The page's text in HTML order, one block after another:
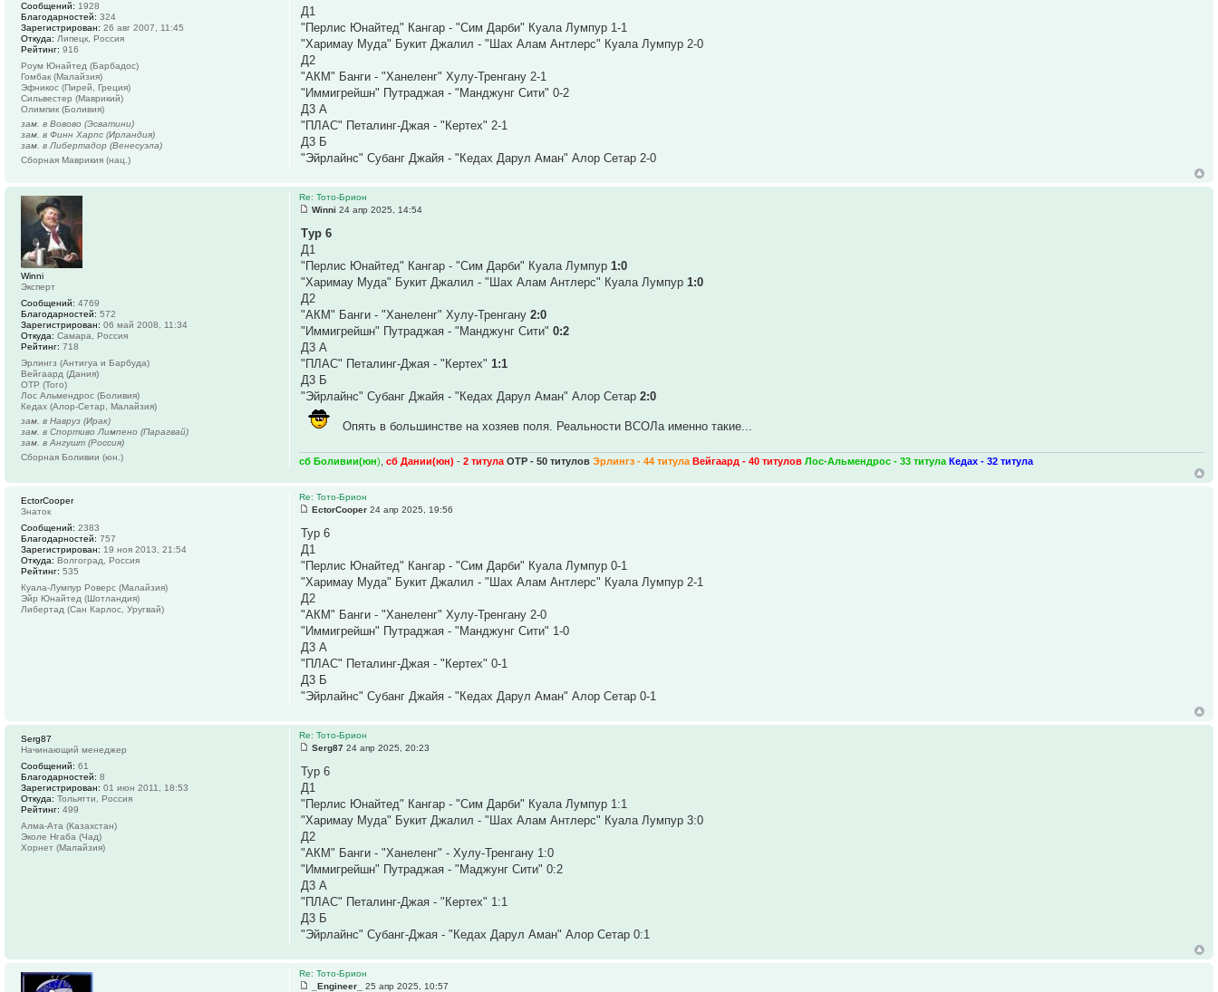
Д1
"Перлис Юнайтед" Кангар - "Сим Дарби" Куала Лумпур 1-1
"Харимау Муда" Букит Джалил - "Шах Алам Антлерс" Куала Лумпур 2-0
Д2
"АКМ" Банги - "Ханеленг" Хулу-Тренгану 2-1
"Иммигрейшн" Путраджая - "Манджунг Сити" 0-2
Д3 А
"ПЛАС" Петалинг-Джая - "Кертех" 2-1
Д3 Б
"Эйрлайнс" Субанг Джайя - "Кедах Дарул Аман" Алор Сетар 2-0
Сообщений: 1928
Благодарностей: 324
Зарегистрирован: 26 авг 2007, 11:45
Откуда: Липецк, Россия
Рейтинг: 916
Роум Юнайтед (Барбадос)
Гомбак (Малайзия)
Эфникос (Пирей, Греция)
Сильвестер (Маврикий)
Олимпик (Боливия)
зам. в Вовово (Эсватини)
зам. в Финн Харпс (Ирландия)
зам. в Либертадор (Венесуэла)
Сборная Маврикия (нац.)
Re: Тото-Брион
Winni 24 апр 2025, 14:54
Тур 6
Д1
"Перлис Юнайтед" Кангар - "Сим Дарби" Куала Лумпур1:0
"Харимау Муда" Букит Джалил - "Шах Алам Антлерс" Куала Лумпур1:0
Д2
"АКМ" Банги - "Ханеленг" Хулу-Тренгану2:0
"Иммигрейшн" Путраджая - "Манджунг Сити"0:2
Д3 А
"ПЛАС" Петалинг-Джая - "Кертех"1:1
Д3 Б
"Эйрлайнс" Субанг Джайя - "Кедах Дарул Аман" Алор Сетар2:0
Опять в большинстве на хозяев поля. Реальности ВСОЛа именно такие...
сб Боливии(юн) ,сб Дании(юн) -2 титула ОТР - 50 титуловЭрлингз - 44 титулаВейгаард - 40 титулов Лос-Альмендрос - 33 титулаКедах - 32 титула
Winni
Эксперт
Сообщений: 4769
Благодарностей: 572
Зарегистрирован: 06 май 2008, 11:34
Откуда: Самара, Россия
Рейтинг: 718
Эрлингз (Антигуа и Барбуда)
Вейгаард (Дания)
ОТР (Того)
Лос Альмендрос (Боливия)
Кедах (Алор-Сетар, Малайзия)
зам. в Навруз (Ирак)
зам. в Спортиво Лимпено (Парагвай)
зам. в Ангушт (Россия)
Сборная Боливии (юн.)
Re: Тото-Брион
EctorCooper 24 апр 2025, 19:56
Тур 6
Д1
"Перлис Юнайтед" Кангар - "Сим Дарби" Куала Лумпур 0-1
"Харимау Муда" Букит Джалил - "Шах Алам Антлерс" Куала Лумпур 2-1
Д2
"АКМ" Банги - "Ханеленг" Хулу-Тренгану 2-0
"Иммигрейшн" Путраджая - "Манджунг Сити" 1-0
Д3 А
"ПЛАС" Петалинг-Джая - "Кертех" 0-1
Д3 Б
"Эйрлайнс" Субанг Джайя - "Кедах Дарул Аман" Алор Сетар 0-1
EctorCooper
Знаток
Сообщений: 2383
Благодарностей: 757
Зарегистрирован: 19 ноя 2013, 21:54
Откуда: Волгоград, Россия
Рейтинг: 535
Куала-Лумпур Роверс (Малайзия)
Эйр Юнайтед (Шотландия)
Либертад (Сан Карлос, Уругвай)
Re: Тото-Брион
Serg87 24 апр 2025, 20:23
Тур 6
Д1
"Перлис Юнайтед" Кангар - "Сим Дарби" Куала Лумпур 1:1
"Харимау Муда" Букит Джалил - "Шах Алам Антлерс" Куала Лумпур 3:0
Д2
"АКМ" Банги - "Ханеленг" - Хулу-Тренгану 1:0
"Иммигрейшн" Путраджая - "Маджунг Сити" 0:2
Д3 А
"ПЛАС" Петалинг-Джая - "Кертех" 1:1
Д3 Б
"Эйрлайнс" Субанг-Джая - "Кедах Дарул Аман" Алор Сетар 0:1
Serg87
Начинающий менеджер
Сообщений: 61
Благодарностей: 8
Зарегистрирован: 01 июн 2011, 18:53
Откуда: Тольятти, Россия
Рейтинг: 499
Алма-Ата (Казахстан)
Эколе Нгаба (Чад)
Хорнет (Малайзия)
Re: Тото-Брион
_Engineer_
25 апр 2025, 10:57